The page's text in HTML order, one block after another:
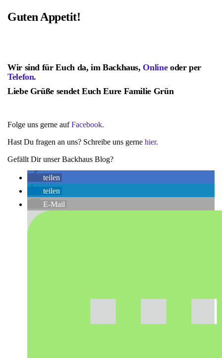
Guten Appetit!
Wir sind für Euch da, im Backhaus, Onlineoder per
Telefon.
Liebe Grüße sendet Euch Eure Familie Grün
Folge uns gerne aufFacebook.
Hast Du fragen an uns? Schreibe uns gerne hier.
Gefällt Dir unser Backhaus Blog?
teilen
teilen
E-Mail